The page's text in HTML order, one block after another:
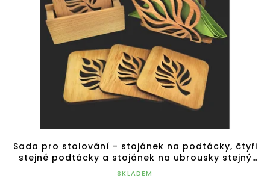
Sada pro stolování - stojánek na podtácky, čtyři
stejné podtácky a stojánek na ubrousky stejný
motiv
SKLADEM